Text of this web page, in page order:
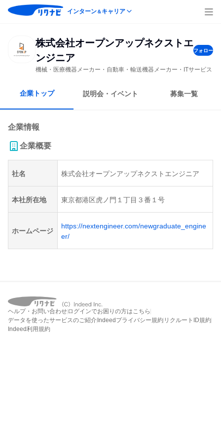
インターン＆キャリア
株式会社オープンアップネクストエ
ンジニア
フォロー
機械・医療機器メーカー・自動車・輸送機器メーカー・ITサービス
企業トップ 説明会・イベント 募集一覧
企業情報
企業概要
社名 株式会社オープンアップネクストエンジニア
本社所在地 東京都港区虎ノ門１丁目３番１号
ホームページ
https://nextengineer.com/newgraduate_engine
er/
ヘルプ・お問い合わせ ログインでお困りの方はこちら
データを使ったサービスのご紹介 Indeedプライバシー規約 リクルートID規約
Indeed利用規約